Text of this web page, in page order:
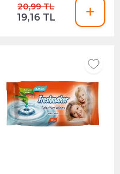
20,99 TL
19,16 TL